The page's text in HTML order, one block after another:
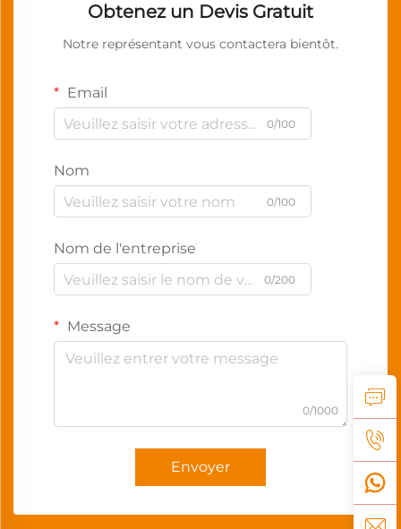
Obtenez un Devis Gratuit
Notre représentant vous contactera bientôt.
Email
0/100
Nom
0/100
Nom de l'entreprise
0/200
Message
0/1000
Envoyer